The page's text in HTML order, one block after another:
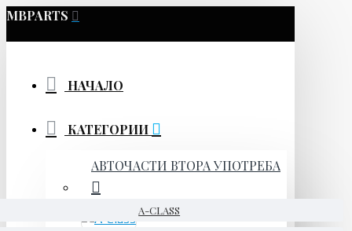
MBPARTS
НАЧАЛО
КАТЕГОРИИ
АВТОЧАСТИ ВТОРА УПОТРЕБА
A-CLASS